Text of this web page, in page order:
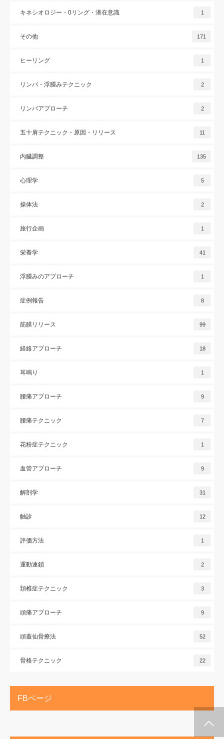
キネシオロジー・0リング・潜在意識 1
その他 171
ヒーリング 1
リンパ・浮腫みテクニック 2
リンパアプローチ 2
五十肩テクニック・原因・リリース 11
内臓調整 135
心理学 5
操体法 2
旅行企画 1
栄養学 41
浮腫みのアプローチ 1
症例報告 8
筋膜リリース 99
経絡アプローチ 18
耳鳴り 1
腰痛アプローチ 9
腰痛テクニック 7
花粉症テクニック 1
血管アプローチ 9
解剖学 31
触診 12
評価方法 1
運動連鎖 2
頚椎症テクニック 3
頭痛アプローチ 9
頭蓋仙骨療法 52
骨格テクニック 22
FBページ
セミナー案内